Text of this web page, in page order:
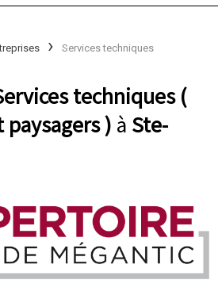
Services techniques
techniques (
) à Ste-